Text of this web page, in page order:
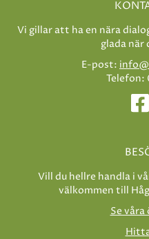
Vi gillar att ha en nära
glada när
E-post:
Telefon:
Vill du hellre handla i
välkommen till
Se